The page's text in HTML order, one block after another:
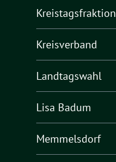
Kreistagsfraktion
Kreisverband
Landtagswahl
Lisa Badum
Memmelsdorf